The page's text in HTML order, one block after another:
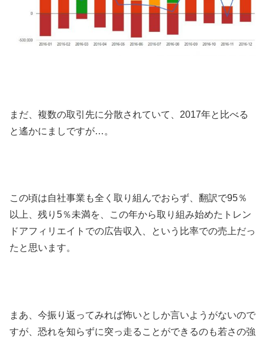
まだ、複数の取引先に分散されていて、2017年と比べる
と遙かにましですが…。
この頃は自社事業も全く取り組んでおらず、翻訳で95％
以上、残り5％未満を、この年から取り組み始めたトレン
ドアフィリエイトでの広告収入、という比率での売上だっ
たと思います。
まあ、今振り返ってみれば怖いとしか言いようがないので
すが、恐れを知らずに突っ走ることができるのも若さの強